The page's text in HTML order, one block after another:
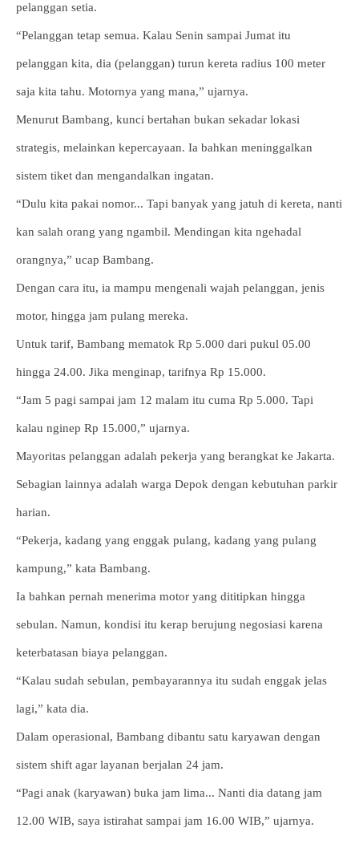
pelanggan setia.
“Pelanggan tetap semua. Kalau Senin sampai Jumat itu
pelanggan kita, dia (pelanggan) turun kereta radius 100 meter
saja kita tahu. Motornya yang mana,” ujarnya.
Menurut Bambang, kunci bertahan bukan sekadar lokasi
strategis, melainkan kepercayaan. Ia bahkan meninggalkan
sistem tiket dan mengandalkan ingatan.
“Dulu kita pakai nomor... Tapi banyak yang jatuh di kereta, nanti
kan salah orang yang ngambil. Mendingan kita ngehadal
orangnya,” ucap Bambang.
Dengan cara itu, ia mampu mengenali wajah pelanggan, jenis
motor, hingga jam pulang mereka.
Untuk tarif, Bambang mematok Rp 5.000 dari pukul 05.00
hingga 24.00. Jika menginap, tarifnya Rp 15.000.
“Jam 5 pagi sampai jam 12 malam itu cuma Rp 5.000. Tapi
kalau nginep Rp 15.000,” ujarnya.
Mayoritas pelanggan adalah pekerja yang berangkat ke Jakarta.
Sebagian lainnya adalah warga Depok dengan kebutuhan parkir
harian.
“Pekerja, kadang yang enggak pulang, kadang yang pulang
kampung,” kata Bambang.
Ia bahkan pernah menerima motor yang dititipkan hingga
sebulan. Namun, kondisi itu kerap berujung negosiasi karena
keterbatasan biaya pelanggan.
“Kalau sudah sebulan, pembayarannya itu sudah enggak jelas
lagi,” kata dia.
Dalam operasional, Bambang dibantu satu karyawan dengan
sistem shift agar layanan berjalan 24 jam.
“Pagi anak (karyawan) buka jam lima... Nanti dia datang jam
12.00 WIB, saya istirahat sampai jam 16.00 WIB,” ujarnya.